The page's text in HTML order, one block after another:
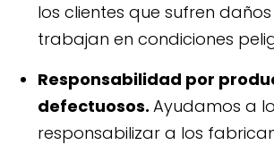
los clientes que sufren
trabajan en condiciones
Responsabilidad por
defectuosos.Ayudamos a
responsabilizar a los